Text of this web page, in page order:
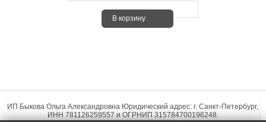
В корзину
ИП Быкова Ольга Александровна Юридический адрес: г. Санкт-Петербург,
ИНН 781126259557 и ОГРНИП 315784700196248.